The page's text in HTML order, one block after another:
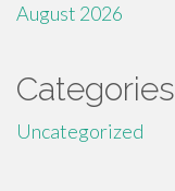
August 2026
Categories
Uncategorized